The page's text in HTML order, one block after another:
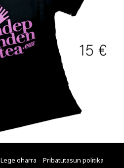
Lege oharra Pribatutasun politika